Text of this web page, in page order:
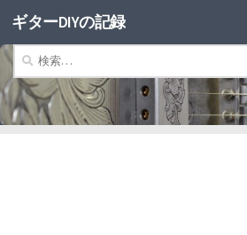
コンテンツへスキップ
ギターDIYの記録
索: